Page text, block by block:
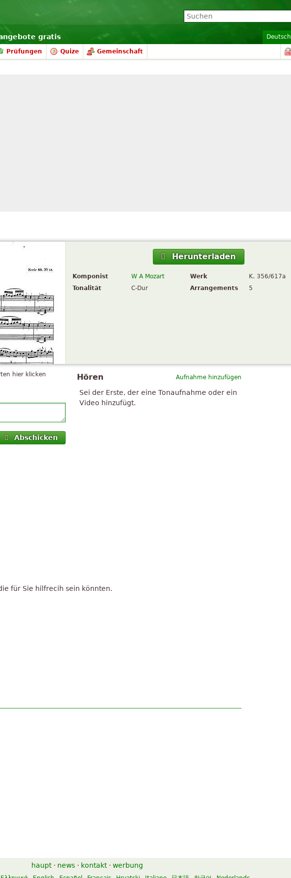
gratis Deutsch
Prüfungen Quize Gemeinschaft
Herunterladen
Komponist W A Mozart Werk
K. 356/617a
Tonalität
C-Dur Arrangements 5
Aufnahme hinzufügen
Hören
Sei der Erste, der eine Tonaufnahme oder ein
Video hinzufügt.
hier klicken
Abschicken
für Sie hilfrecih sein könnten.
haupt · news · kontakt · werbung